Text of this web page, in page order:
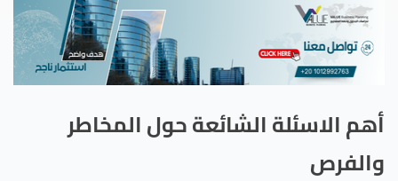
أهم الاسئلة الشائعة حول المخاطر
والفرص